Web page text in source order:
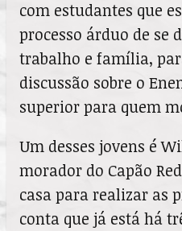
com estudantes que
processo árduo de se
trabalho e família,
discussão sobre o
superior para quem
Um desses jovens é
morador do Capão
casa para realizar as
conta que já está há